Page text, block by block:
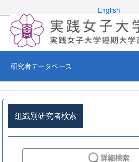
English
研究者データベース
組織別研究者検索